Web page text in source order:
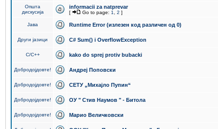
Општа
дискусија
informacii za natprevar
[ Go to page: 1 2 ]
Јава Runtime Error (излезен код различен од 0)
Други јазици C# Sum() i OverflowException
C/C++ kako do sprej protiv bubacki
Добродојдовте! Андреј Поповски
Добродојдовте! СЕТУ „Михајло Пупин“
Добродојдовте! ОУ " Стив Наумов " - Битола
Добродојдовте! Марио Величковски